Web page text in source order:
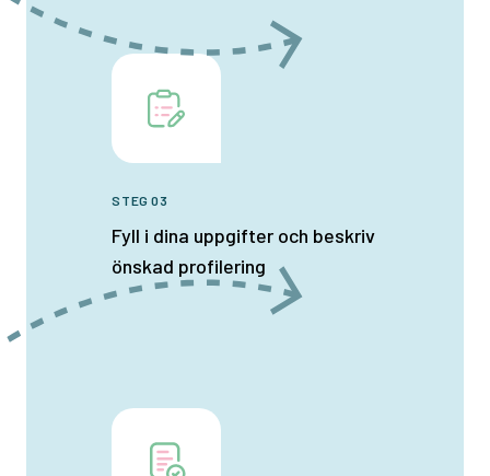
STEG 03
Fyll i dina uppgifter och beskriv
önskad profilering